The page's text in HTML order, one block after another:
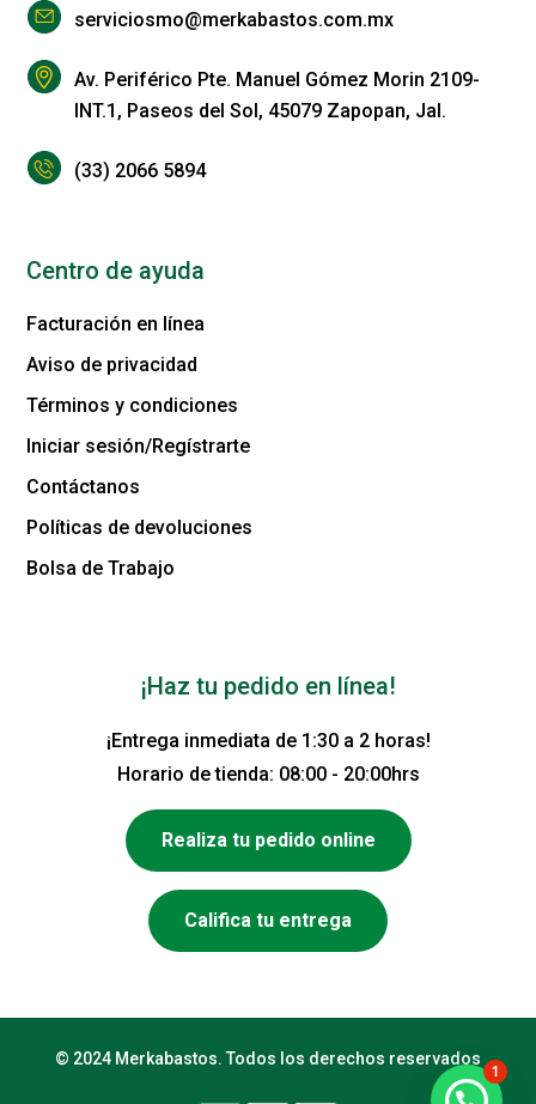
serviciosmo@merkabastos.com.mx
Av. Periférico Pte. Manuel Gómez Morin 2109-
INT.1, Paseos del Sol, 45079 Zapopan, Jal.
(33) 2066 5894
Centro de ayuda
Facturación en línea
Aviso de privacidad
Términos y condiciones
Iniciar sesión/Regístrarte
Contáctanos
Políticas de devoluciones
Bolsa de Trabajo
¡Haz tu pedido en línea!
¡Entrega inmediata de 1:30 a 2 horas!
Horario de tienda: 08:00 - 20:00hrs
Realiza tu pedido online
Califica tu entrega
© 2024 Merkabastos. Todos los derechos reservados
1